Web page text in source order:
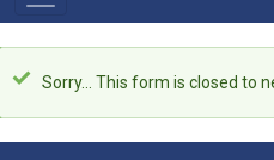
PRIMÁRIO
Mensagem
de
status
Sorry… This form is closed to